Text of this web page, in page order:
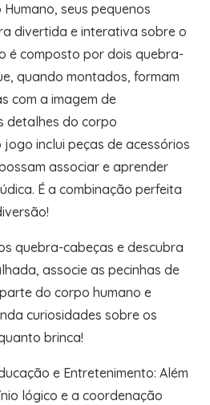
seus pequenos
divertida e interativa sobre o
é composto por dois quebra-
quando montados, formam
com a imagem de
detalhes do corpo
jogo inclui peças de acessórios
associar e aprender
É a combinação perfeita
quebra-cabeças e descubra
associe as pecinhas de
do corpo humano e
curiosidades sobre os
brinca!
e Entretenimento: Além
lógico e a coordenação